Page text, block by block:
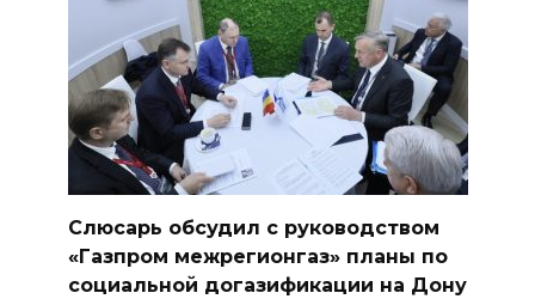
Слюсарь обсудил с руководством
«Газпром межрегионгаз» планы по
социальной догазификации на Дону